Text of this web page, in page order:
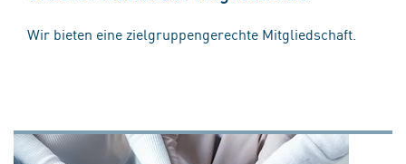
Wir bieten eine zielgruppengerechte Mitgliedschaft.